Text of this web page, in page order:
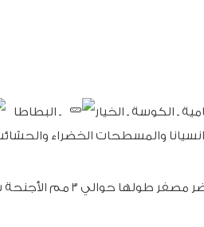
ـ الكوسة ـ الخيار ـ البطاطا
والمسطحات الخضراء
وهي من الحشرات الثاقبة الماصة لونها أخضر فاتح